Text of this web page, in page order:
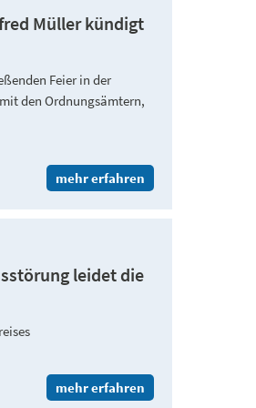
Müller kündigt
Feier in der
den Ordnungsämtern,
mehr erfahren
leidet die
mehr erfahren